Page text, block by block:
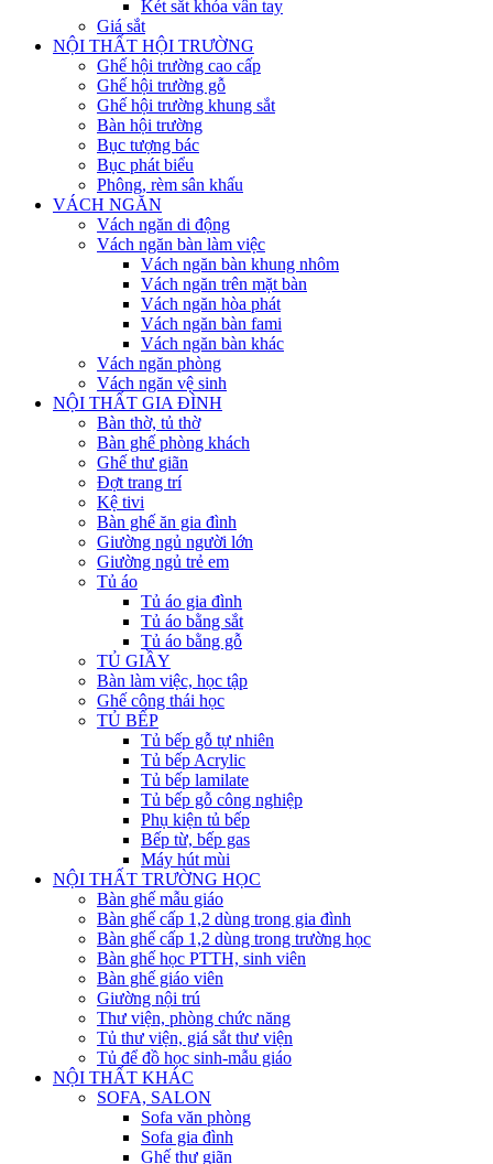
Két sắt khóa vân tay
Giá sắt
NỘI THẤT HỘI TRƯỜNG
Ghế hội trường cao cấp
Ghế hội trường gỗ
Ghế hội trường khung sắt
Bàn hội trường
Bục tượng bác
Bục phát biểu
Phông, rèm sân khấu
VÁCH NGĂN
Vách ngăn di động
Vách ngăn bàn làm việc
Vách ngăn bàn khung nhôm
Vách ngăn trên mặt bàn
Vách ngăn hòa phát
Vách ngăn bàn fami
Vách ngăn bàn khác
Vách ngăn phòng
Vách ngăn vệ sinh
NỘI THẤT GIA ĐÌNH
Bàn thờ, tủ thờ
Bàn ghế phòng khách
Ghế thư giãn
Đợt trang trí
Kệ tivi
Bàn ghế ăn gia đình
Giường ngủ người lớn
Giường ngủ trẻ em
Tủ áo
Tủ áo gia đình
Tủ áo bằng sắt
Tủ áo bằng gỗ
TỦ GIẦY
Bàn làm việc, học tập
Ghế công thái học
TỦ BẾP
Tủ bếp gỗ tự nhiên
Tủ bếp Acrylic
Tủ bếp lamilate
Tủ bếp gỗ công nghiệp
Phụ kiện tủ bếp
Bếp từ, bếp gas
Máy hút mùi
NỘI THẤT TRƯỜNG HỌC
Bàn ghế mẫu giáo
Bàn ghế cấp 1,2 dùng trong gia đình
Bàn ghế cấp 1,2 dùng trong trường học
Bàn ghế học PTTH, sinh viên
Bàn ghế giáo viên
Giường nội trú
Thư viện, phòng chức năng
Tủ thư viện, giá sắt thư viện
Tủ để đồ học sinh-mẫu giáo
NỘI THẤT KHÁC
SOFA, SALON
Sofa văn phòng
Sofa gia đình
Ghế thư giãn